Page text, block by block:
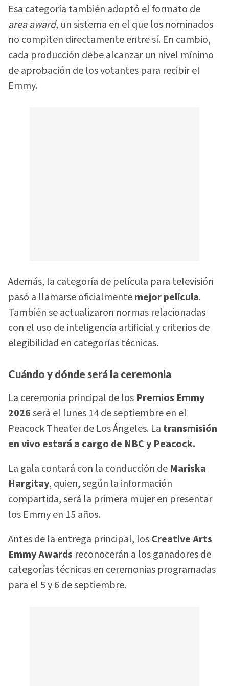
Esa categoría también adoptó el formato de
area award, un sistema en el que los nominados
no compiten directamente entre sí. En cambio,
cada producción debe alcanzar un nivel mínimo
de aprobación de los votantes para recibir el
Emmy.
Además, la categoría de película para televisión
pasó a llamarse oficialmentemejor película.
También se actualizaron normas relacionadas
con el uso de inteligencia artificial y criterios de
elegibilidad en categorías técnicas.
Cuándo y dónde será la ceremonia
La ceremonia principal de los Premios Emmy
2026será el lunes 14 de septiembre en el
Peacock Theater de Los Ángeles. La transmisión
en vivo estará a cargo de NBC y Peacock.
La gala contará con la conducción de Mariska
Hargitay, quien, según la información
compartida, será la primera mujer en presentar
los Emmy en 15 años.
Antes de la entrega principal, losCreative Arts
Emmy Awards reconocerán a los ganadores de
categorías técnicas en ceremonias programadas
para el 5 y 6 de septiembre.